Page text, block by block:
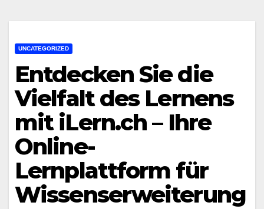
UNCATEGORIZED
Entdecken Sie die
Vielfalt des Lernens
mit iLern.ch – Ihre
Online-
Lernplattform für
Wissenserweiterung